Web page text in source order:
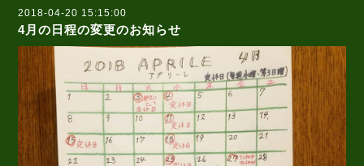
2018-04-20 15:15:00
4月の日程の変更のお知らせ